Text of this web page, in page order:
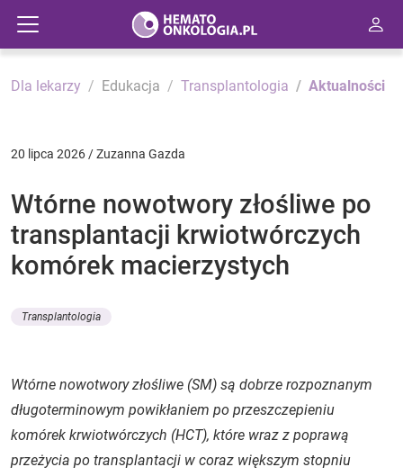
Dla lekarzy Edukacja Transplantologia Aktualności
20 lipca 2026 / Zuzanna Gazda
Wtórne nowotwory złośliwe po
transplantacji krwiotwórczych
komórek macierzystych
Transplantologia
Wtórne nowotwory złośliwe (SM) są dobrze rozpoznanym
długoterminowym powikłaniem po przeszczepieniu
komórek krwiotwórczych (HCT), które wraz z poprawą
przeżycia po transplantacji w coraz większym stopniu